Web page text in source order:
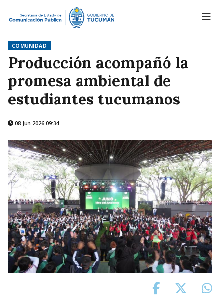
COMUNIDAD
Producción acompañó la
promesa ambiental de
estudiantes tucumanos
08 Jun 2026 09:34